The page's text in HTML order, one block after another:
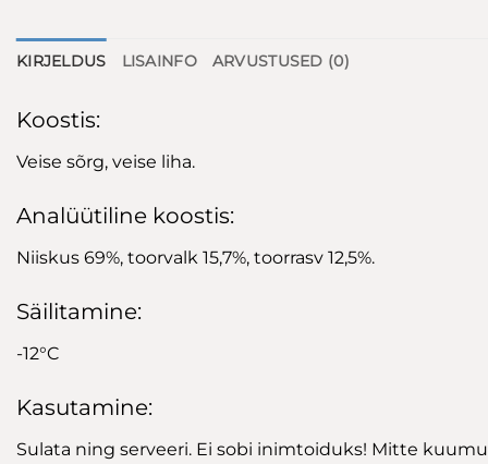
KIRJELDUS LISAINFO ARVUSTUSED (0)
Koostis:
Veise sõrg, veise liha.
Analüütiline koostis:
Niiskus 69%, toorvalk 15,7%, toorrasv 12,5%.
Säilitamine:
-12°C
Kasutamine:
Sulata ning serveeri. Ei sobi inimtoiduks! Mitte